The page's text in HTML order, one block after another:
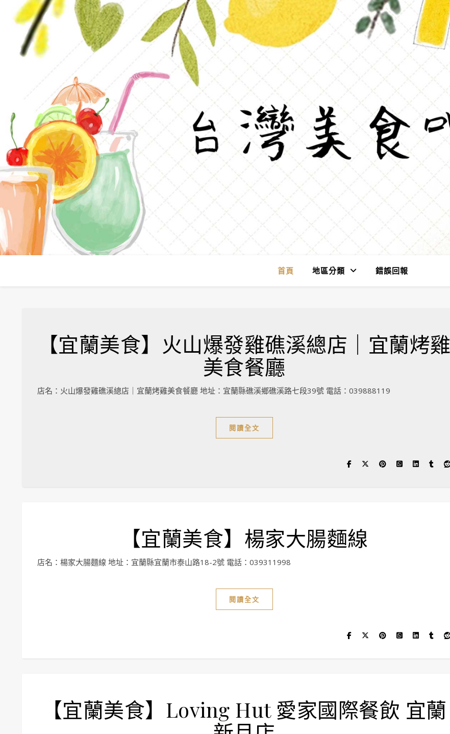
首頁 地區分類 錯誤回報
【宜蘭美食】火山爆發雞礁溪總店｜宜蘭烤雞
美食餐廳
店名：火山爆發雞礁溪總店｜宜蘭烤雞美食餐廳 地址：宜蘭縣礁溪鄉礁溪路七段39號 電話：039888119
閱讀全文
【宜蘭美食】楊家大腸麵線
店名：楊家大腸麵線 地址：宜蘭縣宜蘭市泰山路18-2號 電話：039311998
閱讀全文
【宜蘭美食】Loving Hut 愛家國際餐飲 宜蘭